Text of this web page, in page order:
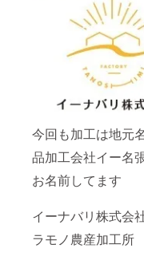
今回も加工は地元
品加工会社イー名
お名前してます
イーナバリ株式会
ラモノ農産加工所